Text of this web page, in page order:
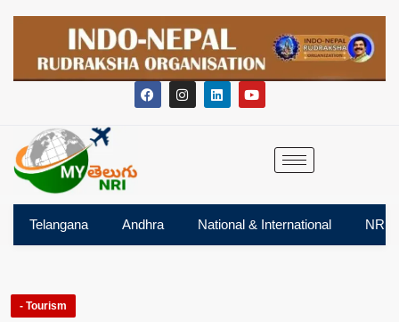
Telangana Andhra National & International NRI
- Tourism